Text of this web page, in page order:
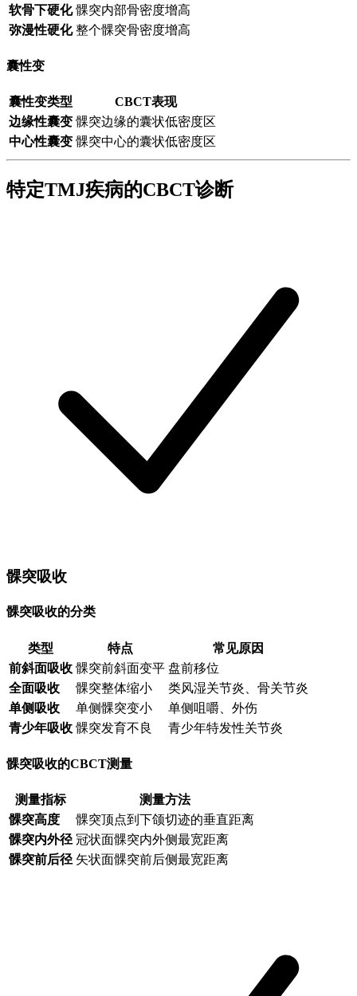
软骨下硬化 髁突内部骨密度增高
弥漫性硬化 整个髁突骨密度增高
囊性变
囊性变类型
CBCT表现
边缘性囊变 髁突边缘的囊状低密度区
中心性囊变 髁突中心的囊状低密度区
特定TMJ疾病的CBCT诊断
髁突吸收
髁突吸收的分类
类型 特点
常见原因
前斜面吸收 髁突前斜面变平 盘前移位
全面吸收
髁突整体缩小
类风湿关节炎、骨关节炎
单侧吸收
单侧髁突变小
单侧咀嚼、外伤
青少年吸收 髁突发育不良 青少年特发性关节炎
髁突吸收的CBCT测量
测量指标
测量方法
髁突高度
髁突顶点到下颌切迹的垂直距离
髁突内外径 冠状面髁突内外侧最宽距离
髁突前后径 矢状面髁突前后侧最宽距离